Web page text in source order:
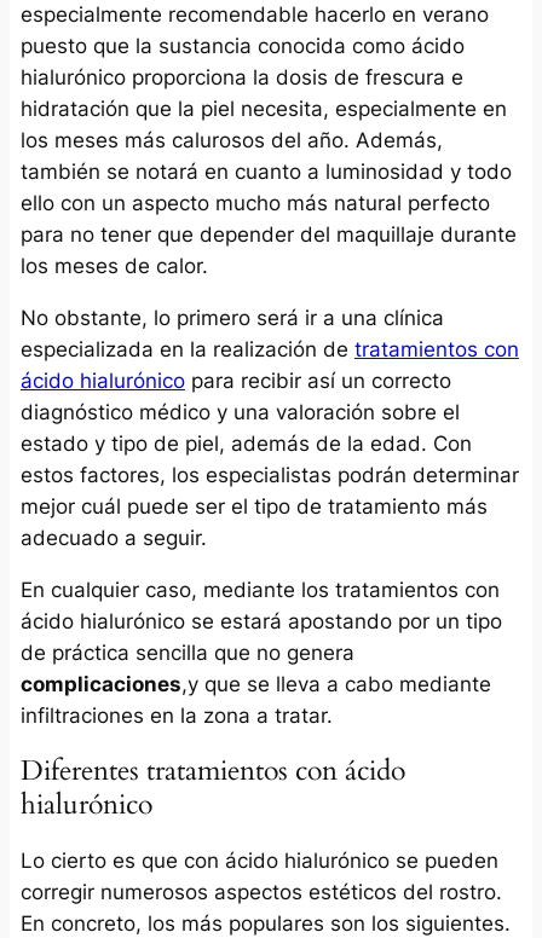
especialmente recomendable hacerlo en verano
puesto que la sustancia conocida como ácido
hialurónico proporciona la dosis de frescura e
hidratación que la piel necesita, especialmente en
los meses más calurosos del año. Además,
también se notará en cuanto a luminosidad y todo
ello con un aspecto mucho más natural perfecto
para no tener que depender del maquillaje durante
los meses de calor.
No obstante, lo primero será ir a una clínica
especializada en la realización de tratamientos con
ácido hialurónicopara recibir así un correcto
diagnóstico médico y una valoración sobre el
estado y tipo de piel, además de la edad. Con
estos factores, los especialistas podrán determinar
mejor cuál puede ser el tipo de tratamiento más
adecuado a seguir.
En cualquier caso, mediante los tratamientos con
ácido hialurónico se estará apostando por un tipo
de práctica sencilla que no genera
complicaciones,y que se lleva a cabo mediante
infiltraciones en la zona a tratar.
Diferentes tratamientos con ácido
hialurónico
Lo cierto es que con ácido hialurónico se pueden
corregir numerosos aspectos estéticos del rostro.
En concreto, los más populares son los siguientes.